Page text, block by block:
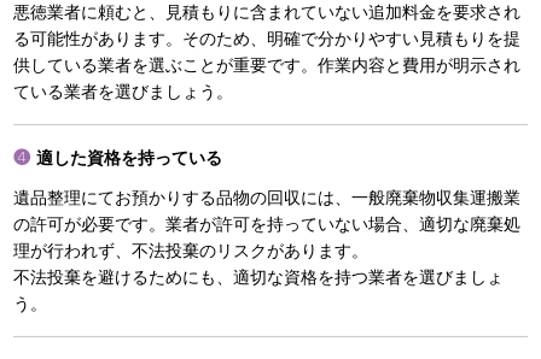
悪徳業者に頼むと、見積もりに含まれていない追加料金を要求され
る可能性があります。そのため、明確で分かりやすい見積もりを提
供している業者を選ぶことが重要です。作業内容と費用が明示され
ている業者を選びましょう。
適した資格を持っている
遺品整理にてお預かりする品物の回収には、一般廃棄物収集運搬業
の許可が必要です。業者が許可を持っていない場合、適切な廃棄処
理が行われず、不法投棄のリスクがあります。
不法投棄を避けるためにも、適切な資格を持つ業者を選びましょ
う。